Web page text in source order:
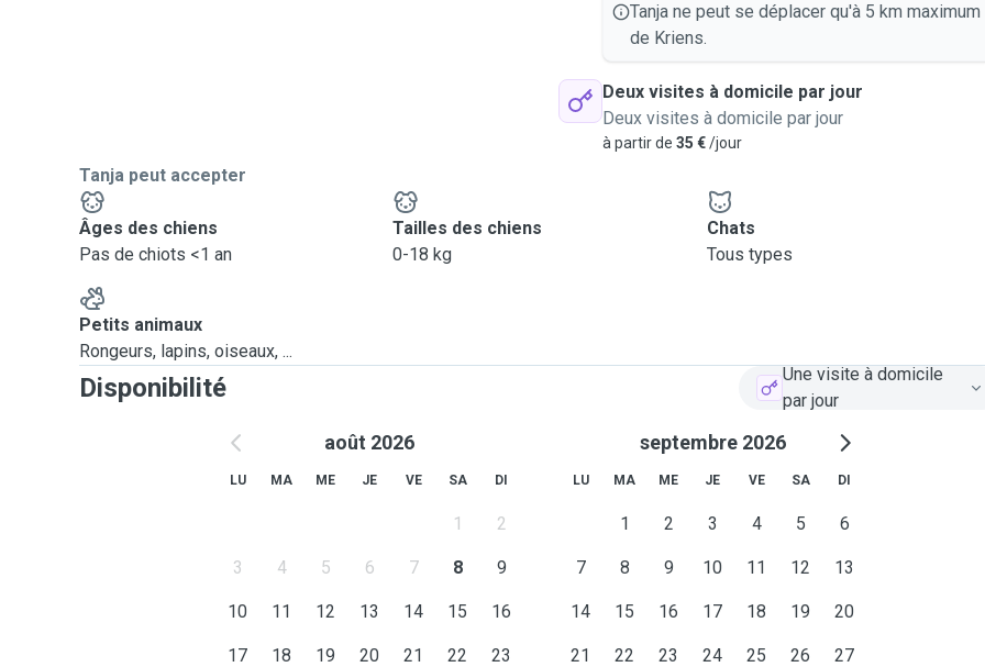
Tanja ne peut se déplacer qu'à 5 km maximum
de Kriens.
Deux visites à domicile par jour
Deux visites à domicile par jour
à partir de 35 €/jour
Tanja peut accepter
Âges des chiens
Pas de chiots <1 an
Tailles des chiens
0-18 kg
Chats
Tous types
Petits animaux
Rongeurs, lapins, oiseaux, ...
Disponibilité
Une visite à domicile
par jour
août 2026
LU MA ME JE VE SA DI
1 2
3 4 5 6 7 8 9
10 11 12 13 14 15 16
17 18 19 20 21 22 23
septembre 2026
LU MA ME JE VE SA DI
1 2 3 4 5 6
7 8 9 10 11 12 13
14 15 16 17 18 19 20
21 22 23 24 25 26 27